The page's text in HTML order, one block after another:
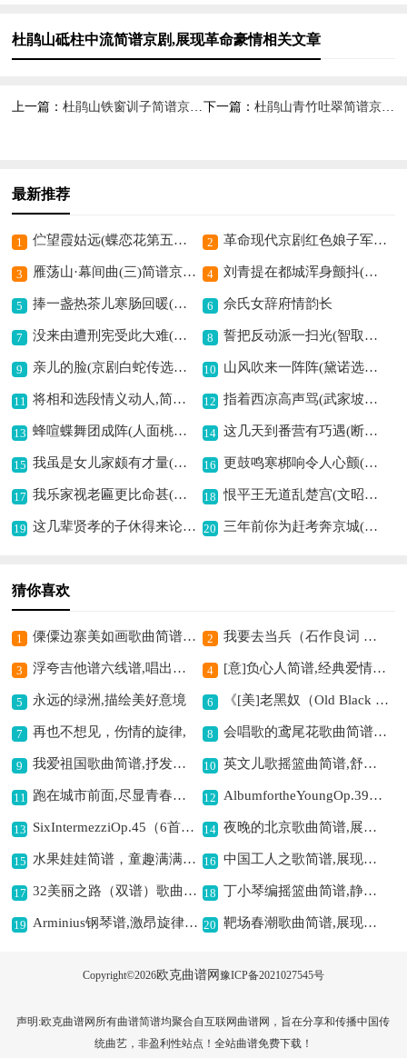
杜鹃山砥柱中流简谱京剧,展现革命豪情相关文章
上一篇：杜鹃山铁窗训子简谱京剧,展现革命深情 下一篇： 杜鹃山青竹吐翠简谱京剧,展现山林意境美
最新推荐
1 伫望霞姑远(蝶恋花第五场 终曲伴唱段)简谱京剧,寄情思盼远人 2 革命现代京剧红色娘子军全剧主旋律乐谱之第六场 战斗前进简谱京剧,展现战斗激昂意境
3 雁荡山·幕间曲(三)简谱京剧,展现山水之韵 4 刘青提在都城浑身颤抖(目连救母选段,琴谱)简谱京剧,尽显惶恐悲切情
5 捧一盏热茶儿寒肠回暖(八珍汤选段,琴谱)简谱京剧,温暖治愈显真情 6 佘氏女辞府情韵长
7 没来由遭刑宪受此大难(窦娥冤选段,程砚秋演唱版,琴谱)简谱京剧,诉说冤屈悲怆情 8 誓把反动派一扫光(智取威虎山选段,琴谱)简谱京剧,彰显革命豪情
9 亲儿的脸(京剧白蛇传选段青衣唱腔+弦乐伴奏)简谱京剧,深情母爱之写照 10 山风吹来一阵阵(黛诺选段,琴谱)简谱京剧,展现山林之韵味
11 将相和选段情义动人,简谱京剧 12 指着西凉高声骂(武家坡选段,琴谱)简谱京剧, 尽显武将豪迈情
13 蜂喧蝶舞团成阵(人面桃花杜宜春唱腔)简谱京剧,展现欢快蝶舞之景 14 这几天到番营有巧遇(断臂说书王佐唱段)简谱京剧,展现忠义之豪情
15 我虽是女儿家颇有才量(生死恨韩玉酿唱段,琴谱)简谱京剧,展现女子才情 16 更鼓鸣寒梆响令人心颤(岳飞夫人李淑贞唱段,琴谱)简谱京剧,尽显凄凉哀怨情
17 我乐家视老匾更比命甚(风雨同仁堂乐徐氏唱段,琴谱)简谱京剧,唱出家族深情 18 恨平王无道乱楚宫(文昭关选段,琴谱)简谱京剧,展现乱世之恨
19 这几辈贤孝的子休得来论(钓金龟康氏唱段)简谱京剧, 彰显贤孝之意 20 三年前你为赶考奔京城(秦香莲秦香莲唱段,琴谱)简谱京剧,展现赶考离乡情
猜你喜欢
1 傈僳边寨美如画歌曲简谱,展现边寨秀丽风光 2 我要去当兵（石作良词 黎荣军曲）歌曲简谱,展现参军壮志豪情
3 浮夸吉他谱六线谱,唱出孤独心声 4 [意]负心人简谱,经典爱情悲歌
5 永远的绿洲,描绘美好意境 6 《[美]老黑奴（Old Black Joe）（汉英文对照）》歌曲简谱,经典歌曲蕴含深情
7 再也不想见，伤情的旋律, 8 会唱歌的鸢尾花歌曲简谱,诗意浪漫之旋律
9 我爱祖国歌曲简谱,抒发爱国深情 10 英文儿歌摇篮曲简谱,舒缓助眠的旋律
11 跑在城市前面,尽显青春活力 12 AlbumfortheYoungOp.39钢琴谱,儿童钢琴曲集波尔卡
13 SixIntermezziOp.45（6首间奏曲·5）钢琴谱,感受浪漫音乐魅力 14 夜晚的北京歌曲简谱,展现京城夜色魅力
15 水果娃娃简谱，童趣满满歌曲, 16 中国工人之歌简谱,展现工人风采
17 32美丽之路（双谱）歌曲简谱,展现美丽之境 18 丁小琴编摇篮曲简谱,静谧温馨的摇篮曲
19 Arminius钢琴谱,激昂旋律扣人心 20 靶场春潮歌曲简谱,展现别样军旅情
Copyright©2026欧克曲谱网 豫ICP备2021027545号
声明:欧克曲谱网所有曲谱简谱均聚合自互联网曲谱网，旨在分享和传播中国传
统曲艺，非盈利性站点！全站曲谱免费下载！